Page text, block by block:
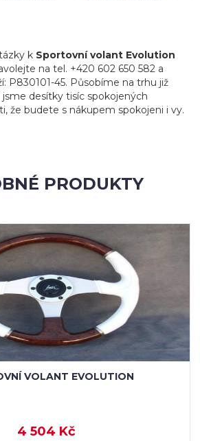
k Sportovní volant Evolution
na tel. +420 602 650 582 a
P830101-45. Působíme na trhu již
desítky tisíc spokojených
že budete s nákupem spokojeni i vy.
PRODUKTY
VOLANT EVOLUTION
4 504 Kč